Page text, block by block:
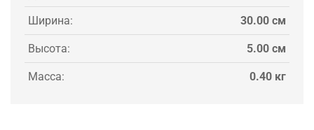
Ширина: 30.00 см
Высота: 5.00 см
Масса: 0.40 кг